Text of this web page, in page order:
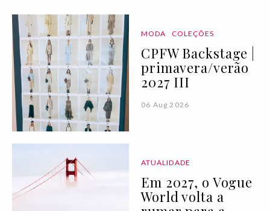
MODA COLEÇÕES
CPFW Backstage |
primavera/verão
2027 III
06 Aug 2026
ATUALIDADE
Em 2027, o Vogue
World volta a